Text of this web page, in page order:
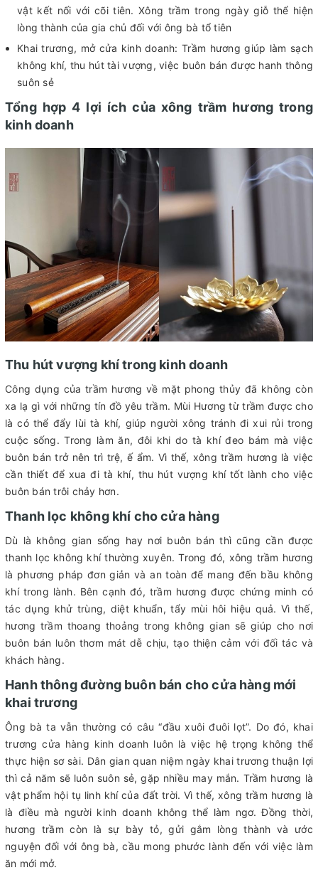
vật kết nối với cõi tiên. Xông trầm trong ngày giỗ thể hiện
lòng thành của gia chủ đối với ông bà tổ tiên
Khai trương, mở cửa kinh doanh: Trầm hương giúp làm sạch
không khí, thu hút tài vượng, việc buôn bán được hanh thông
suôn sẻ
Tổng hợp 4 lợi ích của xông trầm hương trong
kinh doanh
Thu hút vượng khí trong kinh doanh
Công dụng của trầm hương về mặt phong thủy đã không còn
xa lạ gì với những tín đồ yêu trầm. Mùi Hương từ trầm được cho
là có thể đẩy lùi tà khí, giúp người xông tránh đi xui rủi trong
cuộc sống. Trong làm ăn, đôi khi do tà khí đeo bám mà việc
buôn bán trở nên trì trệ, ế ẩm. Vì thế, xông trầm hương là việc
cần thiết để xua đi tà khí, thu hút vượng khí tốt lành cho việc
buôn bán trôi chảy hơn.
Thanh lọc không khí cho cửa hàng
Dù là không gian sống hay nơi buôn bán thì cũng cần được
thanh lọc không khí thường xuyên. Trong đó, xông trầm hương
là phương pháp đơn giản và an toàn để mang đến bầu không
khí trong lành. Bên cạnh đó, trầm hương được chứng minh có
tác dụng khử trùng, diệt khuẩn, tẩy mùi hôi hiệu quả. Vì thế,
hương trầm thoang thoảng trong không gian sẽ giúp cho nơi
buôn bán luôn thơm mát dễ chịu, tạo thiện cảm với đối tác và
khách hàng.
Hanh thông đường buôn bán cho cửa hàng mới
khai trương
Ông bà ta vẫn thường có câu “đầu xuôi đuôi lọt”. Do đó, khai
trương cửa hàng kinh doanh luôn là việc hệ trọng không thể
thực hiện sơ sài. Dân gian quan niệm ngày khai trương thuận lợi
thì cả năm sẽ luôn suôn sẻ, gặp nhiều may mắn. Trầm hương là
vật phẩm hội tụ linh khí của đất trời. Vì thế, xông trầm hương là
là điều mà người kinh doanh không thể làm ngơ. Đồng thời,
hương trầm còn là sự bày tỏ, gửi gắm lòng thành và ước
nguyện đối với ông bà, cầu mong phước lành đến với việc làm
ăn mới mở.